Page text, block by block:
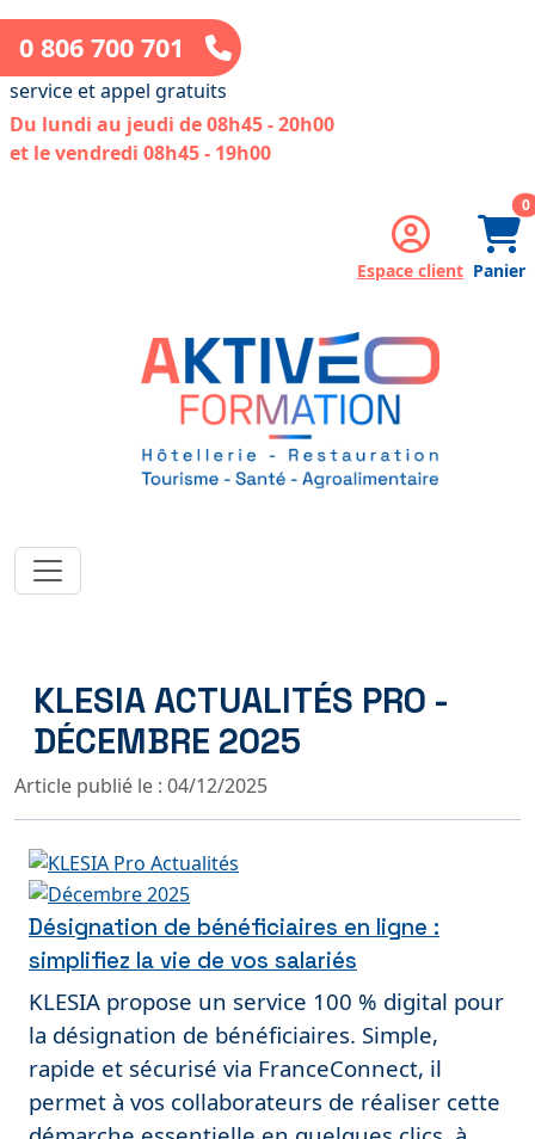
0 806 700 701
service et appel gratuits
Du lundi au jeudi de 08h45 - 20h00
et le vendredi 08h45 - 19h00
Espace client Panier
0
KLESIA ACTUALITÉS PRO -
DÉCEMBRE 2025
Article publié le : 04/12/2025
Désignation de bénéficiaires en ligne :
simplifiez la vie de vos salariés
KLESIA propose un service 100 % digital pour
la désignation de bénéficiaires. Simple,
rapide et sécurisé via FranceConnect, il
permet à vos collaborateurs de réaliser cette